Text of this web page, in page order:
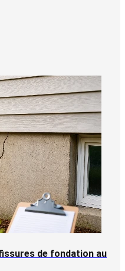
de fondation au